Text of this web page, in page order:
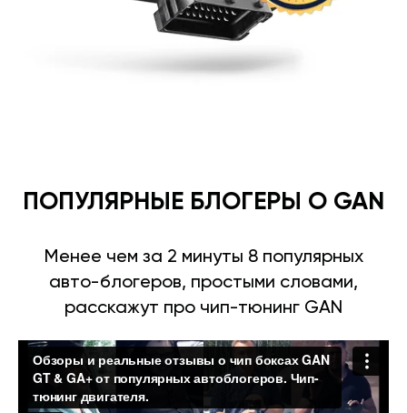
ПОПУЛЯРНЫЕ БЛОГЕРЫ О GAN
Менее чем за 2 минуты 8 популярных
авто-блогеров, простыми словами,
расскажут про чип-тюнинг GAN